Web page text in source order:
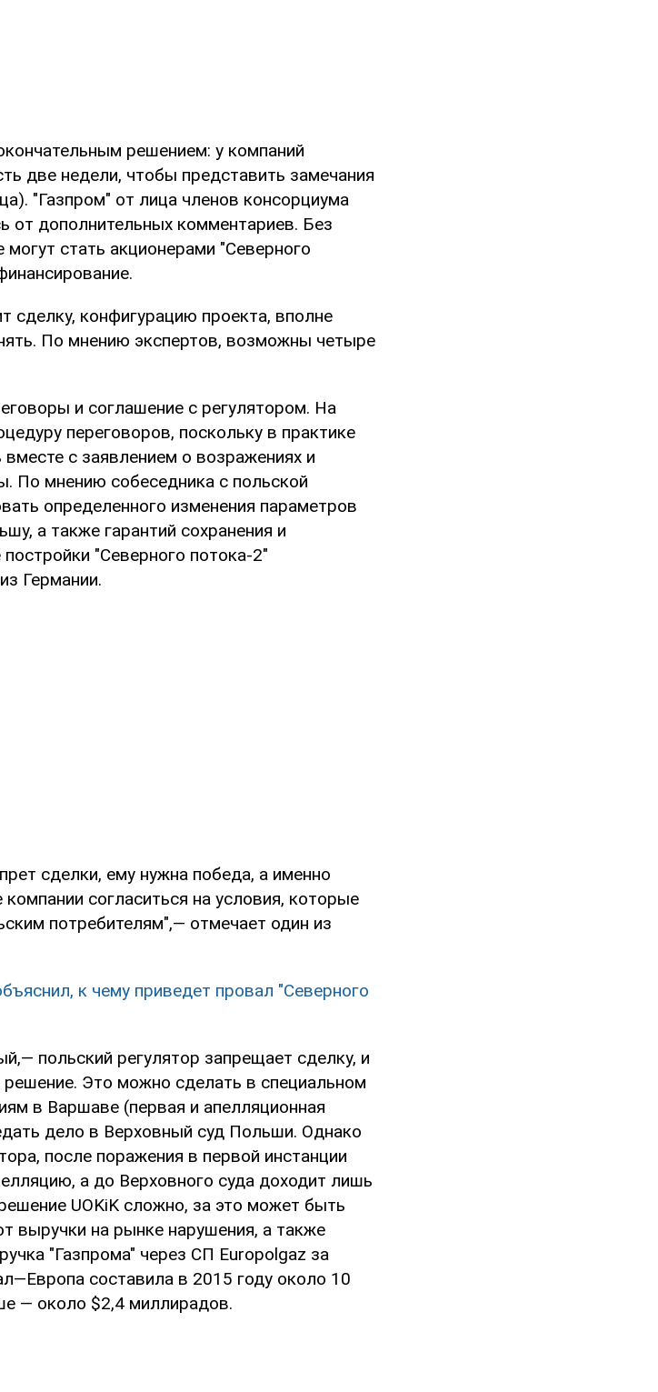
решением: у компаний
две недели, чтобы представить замечания
"Газпром" от лица членов консорциума
от дополнительных комментариев. Без
стать акционерами "Северного
сделку, конфигурацию проекта, вполне
По мнению экспертов, возможны четыре
и соглашение с регулятором. На
переговоров, поскольку в практике
с заявлением о возражениях и
По мнению собеседника с польской
определенного изменения параметров
а также гарантий сохранения и
"Северного потока-2"
Германии.
сделки, ему нужна победа, а именно
согласиться на условия, которые
потребителям",— отмечает один из
к чему приведет провал "Северного
польский регулятор запрещает сделку, и
Это можно сделать в специальном
в Варшаве (первая и апелляционная
дело в Верховный суд Польши. Однако
после поражения в первой инстанции
а до Верховного суда доходит лишь
UOKiK сложно, за это может быть
выручки на рынке нарушения, а также
"Газпрома" через СП Europolgaz за
составила в 2015 году около 10
— около $2,4 миллирадов.